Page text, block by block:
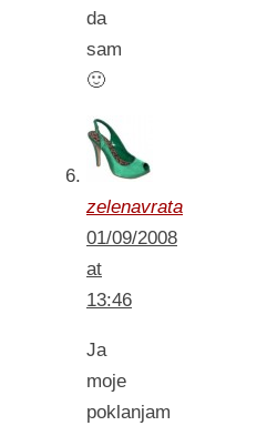
da
sam
🙂
zelenavrata
01/09/2008
at
13:46
Ja
moje
poklanjam